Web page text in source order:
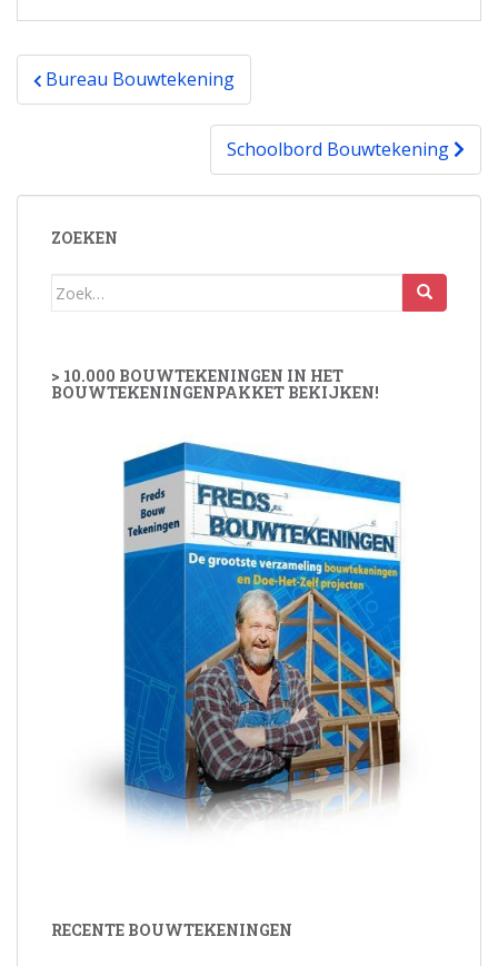
Bericht
navigatie
Bureau Bouwtekening
Schoolbord Bouwtekening
ZOEKEN
Zoek
> 10.000 BOUWTEKENINGEN IN HET
BOUWTEKENINGENPAKKET BEKIJKEN!
RECENTE BOUWTEKENINGEN